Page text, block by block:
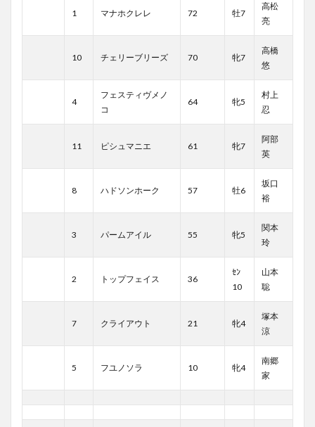
1 マナホクレレ 72 牡7
高松
亮
10 チェリーブリーズ 70 牝7
高橋
悠
4
フェスティヴメノ
コ
64 牝5
村上
忍
11 ピシュマニエ 61 牝7
阿部
英
8 ハドソンホーク 57 牡6
坂口
裕
3 パームアイル 55 牝5
関本
玲
2 トップフェイス 36
ｾﾝ
10
山本
聡
7 クライアウト 21 牝4
塚本
涼
5 フユノソラ 10 牝4
南郷
家